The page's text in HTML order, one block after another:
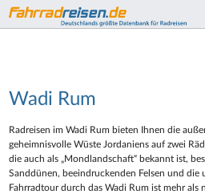
Wadi Rum
Radreisen im Wadi Rum bieten Ihnen die
geheimnisvolle Wüste Jordaniens auf zwei
die auch als „Mondlandschaft“ bekannt ist,
Sanddünen, beeindruckenden Felsen und die
Fahrradtour durch das Wadi Rum ist mehr als